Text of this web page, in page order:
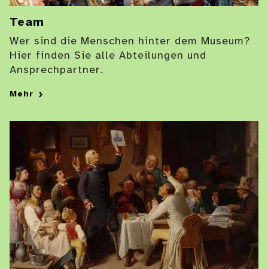
Team
Wer sind die Menschen hinter dem Museum?
Hier finden Sie alle Abteilungen und
Ansprechpartner.
Mehr